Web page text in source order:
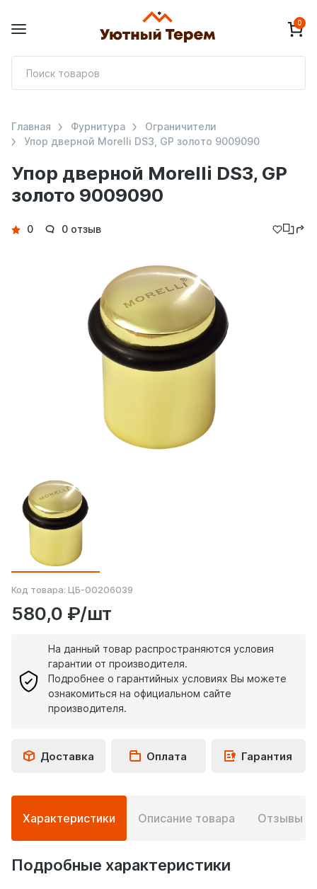
0
Упор дверной Morelli DS3, GP
золото 9009090
Главная Фурнитура
Ограничители
Упор дверной Morelli DS3, GP золото 9009090
Детали
0 0 отзыв
Код товара: ЦБ-00206039
580,0 ₽/шт
На данный товар распространяются условия
гарантии от производителя.
Подробнее о гарантийных условиях Вы можете
ознакомиться на официальном сайте
производителя.
Доставка Оплата Гарантия
Подробная
информация
о
товаре
Характеристики Описание товара Отзывы
Подробные характеристики